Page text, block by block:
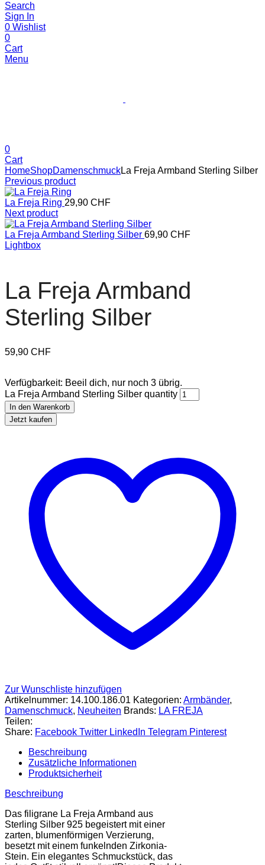
Search
Sign In
0 Wishlist
0
Cart
Menu
0
Cart
HomeShopDamenschmuckLa Freja Armband Sterling Silber
Previous product
La Freja Ring 29,90 CHF
Next product
La Freja Armband Sterling Silber 69,90 CHF
Lightbox
La Freja Armband
Sterling Silber
59,90 CHF
Verfügbarkeit: Beeil dich, nur noch 3 übrig.
La Freja Armband Sterling Silber quantity
In den Warenkorb
Jetzt kaufen
Zur Wunschliste hinzufügen
Artikelnummer: 14.100.186.01 Kategorien: Armbänder,
Damenschmuck, Neuheiten Brands: LA FREJA
Teilen:
Share: Facebook Twitter LinkedIn Telegram Pinterest
Beschreibung
Zusätzliche Informationen
Produktsicherheit
Beschreibung
Das filigrane La Freja Armband aus
Sterling Silber 925 begeistert mit einer
zarten, blumenförmigen Verzierung,
besetzt mit einem funkelnden Zirkonia-
Stein. Ein elegantes Schmuckstück, das